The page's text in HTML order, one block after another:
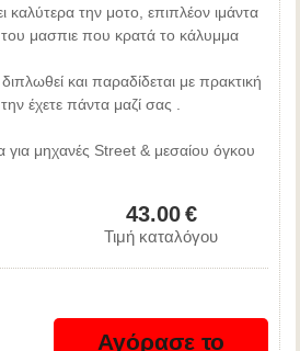
καλύτερα την μοτο, επιπλέον ιμάντα
μασπιε που κρατά το κάλυμμα
και παραδίδεται με πρακτική
έχετε πάντα μαζί σας .
για μηχανές Street & μεσαίου όγκου
43.00€
Τιμή καταλόγου